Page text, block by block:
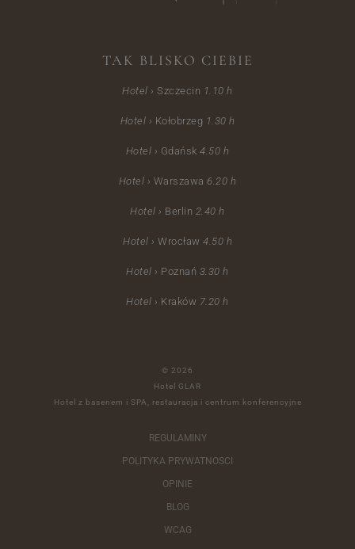
TAK BLISKO CIEBIE
Hotel ›Szczecin 1.10 h
Hotel › Kołobrzeg 1.30 h
Hotel › Gdańsk4.50 h
Hotel › Warszawa6.20 h
Hotel › Berlin 2.40 h
Hotel › Wrocław 4.50 h
Hotel › Poznań 3.30 h
Hotel › Kraków 7.20 h
© 2026
Hotel GLAR
Hotel z basenem i SPA, restauracja i centrum konferencyjne
REGULAMINY
POLITYKA PRYWATNOSCI
OPINIE
BLOG
WCAG